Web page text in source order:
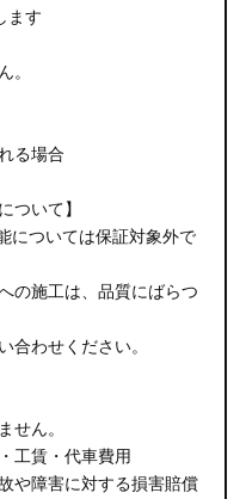
ます
。
る場合
ついて】
については保証対象外で
の施工は、品質にばらつ
合わせください。
せん。
工賃・代車費用
や障害に対する損害賠償